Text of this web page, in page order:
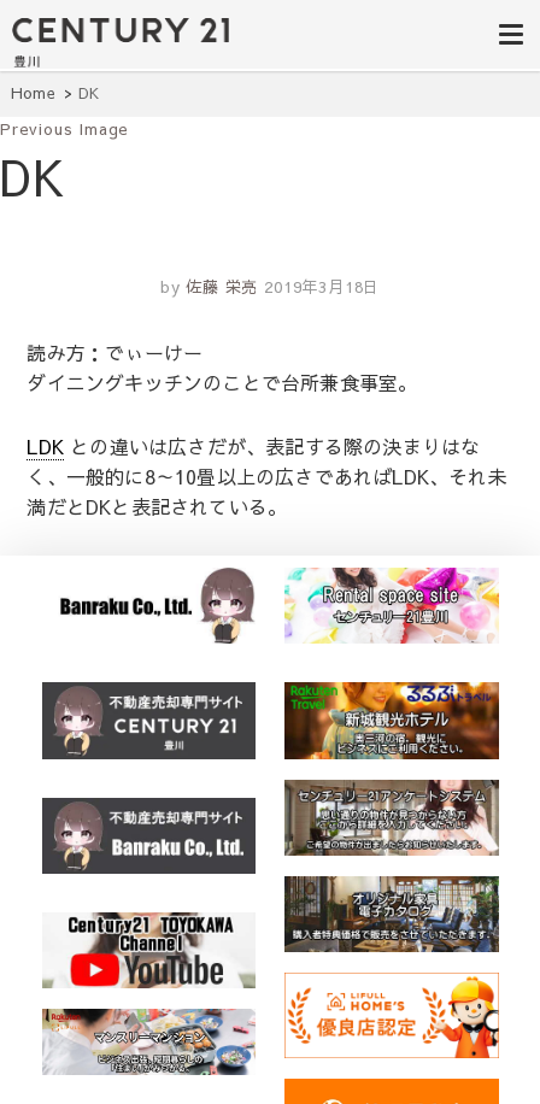
豊田市の中古
住宅・土地・
リノベ物件探
し｜センチュ
リー21豊川
建て・土地探しはセンチュリー21豊
川へ。豊田市内の最新物件情報を随
時更新中！駅近、建築条件無し、ペ
ット可、学区別など、お客様のこだ
単検索。
Home DK
Previous Image
DK
by 佐藤 栄亮 2019年3月18日
読み方：でぃーけー
ダイニングキッチンのことで台所兼食事室。
LDK との違いは広さだが、表記する際の決まりはな
く、一般的に8～10畳以上の広さであればLDK、それ未
満だとDKと表記されている。